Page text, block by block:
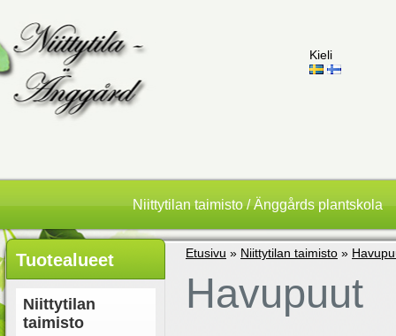
Kieli
Niittytilan taimisto / Änggårds plantskola
Tuotealueet
Niittytilan
taimisto
Etusivu » Niittytilan taimisto »
Havupuut